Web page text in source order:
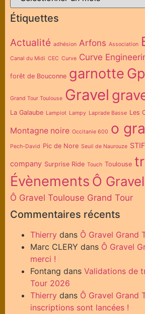
Étiquettes
Actualité adhésion Arfons Association
Canal du Midi CEC Curve Curve
forêt de Bouconne garnotte
Grand Tour Toulouse Gravel
La Galaube Lampiot Lampy Laprade Basse Les
Montagne noire Occitanie 600 o
Pech-David Pic de Nore Seuil de Naurouze
company Surprise Ride Touch Toulouse
Évènements Ô Gravel
Ô Gravel Toulouse Grand Tour
Commentaires récents
Thierry dans Ô Gravel Grand
Marc CLERY dans Ô Gravel
merci !
Fontang dans Validations de
Tour 2026
Thierry dans Ô Gravel Grand
inscriptions sont lancées !